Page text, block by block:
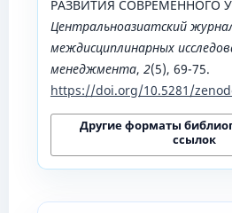
РАЗВИТИЯ СОВРЕМЕННОГО
Центральноазиатский
междисциплинарных
менеджмента, 2(5), 69-75.
https://doi.org/10.5281/
Другие форматы
ссылок